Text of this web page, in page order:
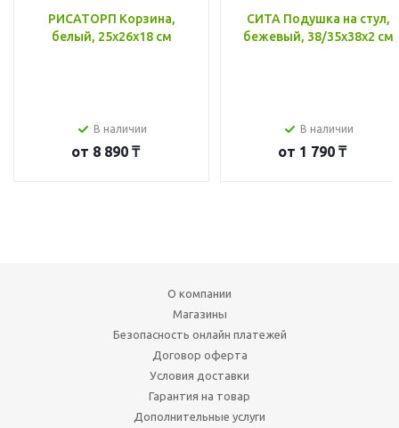
РИСАТОРП Корзина,
белый, 25x26x18 см
В наличии
от 8 890 ₸
СИТА Подушка на стул,
бежевый, 38/35x38x2 см
В наличии
от 1 790 ₸
О компании
Магазины
Безопасность онлайн платежей
Договор оферта
Условия доставки
Гарантия на товар
Дополнительные услуги